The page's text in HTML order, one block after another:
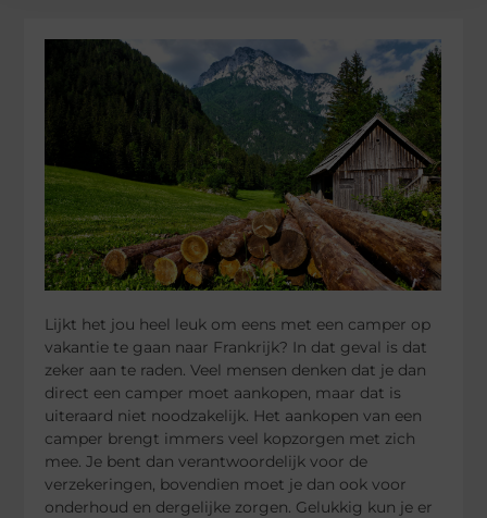
Lijkt het jou heel leuk om eens met een camper op
vakantie te gaan naar Frankrijk? In dat geval is dat
zeker aan te raden. Veel mensen denken dat je dan
direct een camper moet aankopen, maar dat is
uiteraard niet noodzakelijk. Het aankopen van een
camper brengt immers veel kopzorgen met zich
mee. Je bent dan verantwoordelijk voor de
verzekeringen, bovendien moet je dan ook voor
onderhoud en dergelijke zorgen. Gelukkig kun je er